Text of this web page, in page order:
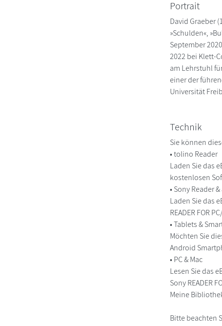
Portrait
David Graeber
»Schulden«,
September
2022 bei Klett-
am Lehrstuhl
einer der
Universität
Technik
Sie können
• tolino Reader
Laden Sie das
kostenlosen
• Sony Reader
Laden Sie das
READER FOR
• Tablets &
Möchten Sie
Android
• PC & Mac
Lesen Sie das
Sony READER
Meine
Bitte beachten